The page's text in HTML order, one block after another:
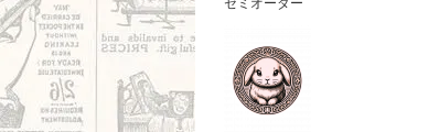
セミオーダー